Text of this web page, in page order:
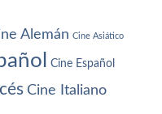
Alemán Cine Asiático
Cine Español
Cine Italiano